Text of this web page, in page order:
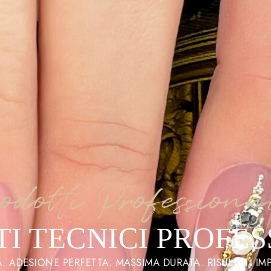
TECNICI
ADESIONE PERFETTA. MASSIMA DURATA. RISULTATI